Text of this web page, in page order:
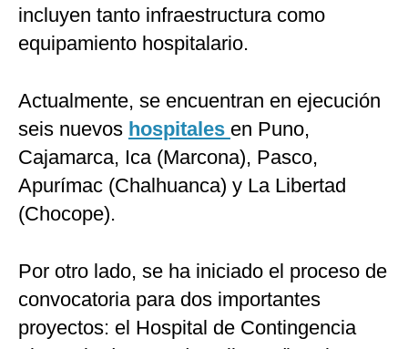
incluyen tanto infraestructura como
equipamiento hospitalario.
Actualmente, se encuentran en ejecución
seis nuevos hospitales en Puno,
Cajamarca, Ica (Marcona), Pasco,
Apurímac (Chalhuanca) y La Libertad
(Chocope).
Por otro lado, se ha iniciado el proceso de
convocatoria para dos importantes
proyectos: el Hospital de Contingencia